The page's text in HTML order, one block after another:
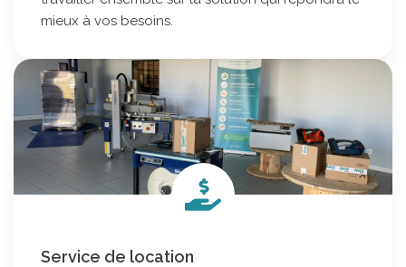
mieux à vos besoins.
Service de location